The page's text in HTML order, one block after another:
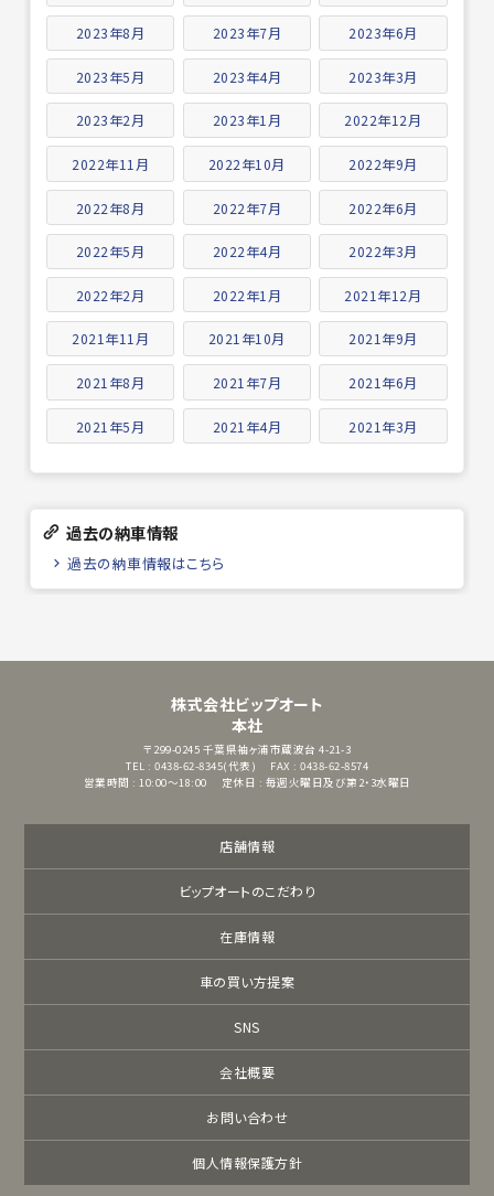
2023年8月 2023年7月 2023年6月
2023年5月 2023年4月 2023年3月
2023年2月 2023年1月 2022年12月
2022年11月 2022年10月 2022年9月
2022年8月 2022年7月 2022年6月
2022年5月 2022年4月 2022年3月
2022年2月 2022年1月 2021年12月
2021年11月 2021年10月 2021年9月
2021年8月 2021年7月 2021年6月
2021年5月 2021年4月 2021年3月
過去の納車情報
過去の納車情報はこちら
株式会社ビップオート
本社
〒299-0245 千葉県袖ヶ浦市蔵波台 4-21-3
TEL : 0438-62-8345(代表)
FAX : 0438-62-8574
営業時間 : 10:00～18:00
定休日 : 毎週火曜日及び第2・3水曜日
店舗情報
ビップオートのこだわり
在庫情報
車の買い方提案
SNS
会社概要
お問い合わせ
個人情報保護方針